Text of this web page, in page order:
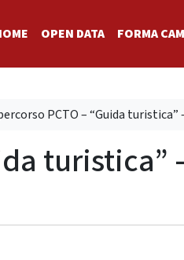
OPEN DATA FORMA
PCTO – “Guida
turistica”